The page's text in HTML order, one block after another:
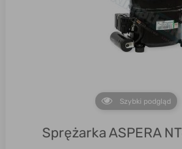
Szybki podgląd
Sprężarka ASPERA